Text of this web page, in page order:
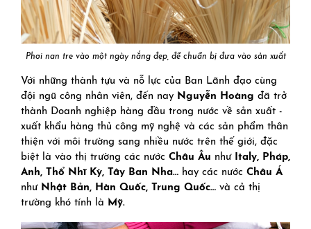
Phơi nan tre vào một ngày nắng đẹp, để chuẩn bị đưa vào sản xuất
Với những thành tựu và nỗ lực của Ban Lãnh đạo cùng
đội ngũ công nhân viên, đến nay Nguyễn Hoàng đã trở
thành Doanh nghiệp hàng đầu trong nước về sản xuất -
xuất khẩu hàng thủ công mỹ nghệ và các sản phẩm thân
thiện với môi trường sang nhiều nước trên thế giới, đặc
biệt là vào thị trường các nước Châu Âu như Italy, Pháp,
Anh, Thổ Nhĩ Kỳ, Tây Ban Nha… hay các nước Châu Á
như Nhật Bản, Hàn Quốc, Trung Quốc… và cả thị
trường khó tính là Mỹ.